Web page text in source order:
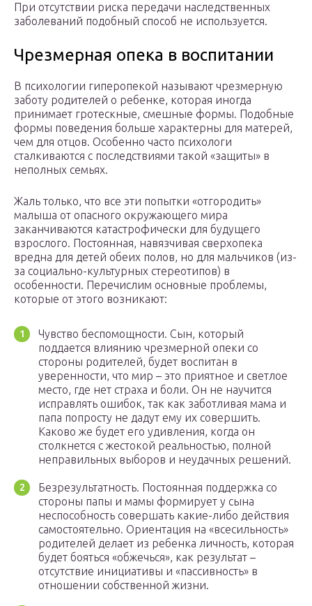
При отсутствии риска передачи наследственных
заболеваний подобный способ не используется.
Чрезмерная опека в воспитании
В психологии гиперопекой называют чрезмерную
заботу родителей о ребенке, которая иногда
принимает гротескные, смешные формы. Подобные
формы поведения больше характерны для матерей,
чем для отцов. Особенно часто психологи
сталкиваются с последствиями такой «защиты» в
неполных семьях.
Жаль только, что все эти попытки «отгородить»
малыша от опасного окружающего мира
заканчиваются катастрофически для будущего
взрослого. Постоянная, навязчивая сверхопека
вредна для детей обеих полов, но для мальчиков (из-
за социально-культурных стереотипов) в
особенности. Перечислим основные проблемы,
которые от этого возникают:
Чувство беспомощности. Сын, который
поддается влиянию чрезмерной опеки со
стороны родителей, будет воспитан в
уверенности, что мир – это приятное и светлое
место, где нет страха и боли. Он не научится
исправлять ошибок, так как заботливая мама и
папа попросту не дадут ему их совершить.
Каково же будет его удивления, когда он
столкнется с жестокой реальностью, полной
неправильных выборов и неудачных решений.
Безрезультатность. Постоянная поддержка со
стороны папы и мамы формирует у сына
неспособность совершать какие-либо действия
самостоятельно. Ориентация на «всесильность»
родителей делает из ребенка личность, которая
будет бояться «обжечься», как результат –
отсутствие инициативы и «пассивность» в
отношении собственной жизни.